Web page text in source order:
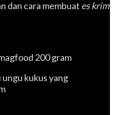
dan cara membuat es krim
200 gram
ungu kukus yang